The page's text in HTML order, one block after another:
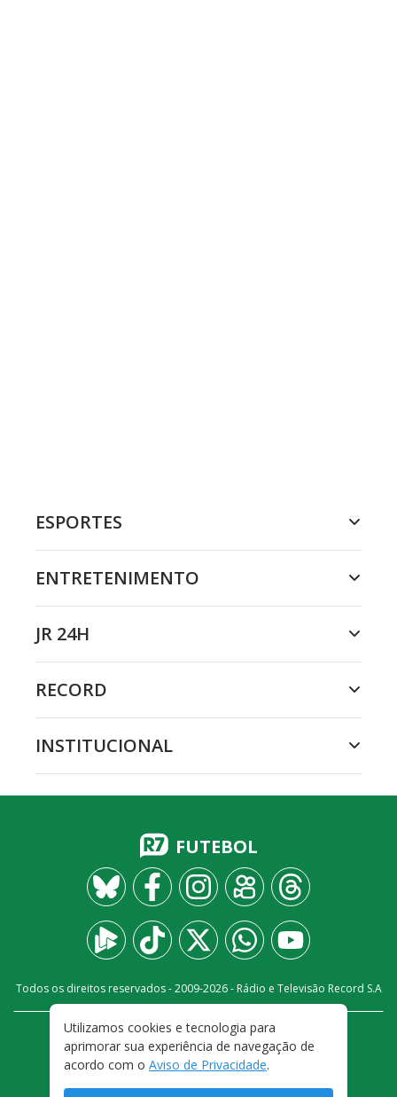
ESPORTES
ENTRETENIMENTO
JR 24H
RECORD
INSTITUCIONAL
FUTEBOL
Todos os direitos reservados - 2009-2026- Rádio e Televisão Record S.A
FALE CONOSCO
PRIVACIDADE
TERMOS E CONDIÇÕES DE USO
Utilizamos cookies e tecnologia para
aprimorar sua experiência de navegação de
acordo com o Aviso de Privacidade.